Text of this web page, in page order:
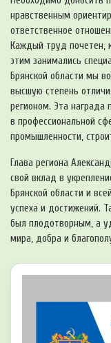
нравственным
ответственное
Каждый труд почетен,
этим занимались
Брянской области мы
высшую степень
регионом. Эта награда
в профессиональной
промышленности,
Глава региона
свой вклад в
Брянской области и
успеха и достижений.
был плодотворным, а
мира, добра и